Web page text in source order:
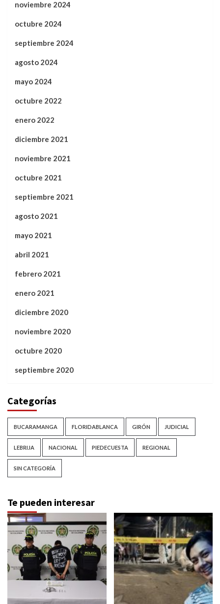
noviembre 2024
octubre 2024
septiembre 2024
agosto 2024
mayo 2024
octubre 2022
enero 2022
diciembre 2021
noviembre 2021
octubre 2021
septiembre 2021
agosto 2021
mayo 2021
abril 2021
febrero 2021
enero 2021
diciembre 2020
noviembre 2020
octubre 2020
septiembre 2020
Categorías
BUCARAMANGA FLORIDABLANCA GIRÓN JUDICIAL
LEBRIJA NACIONAL PIEDECUESTA REGIONAL
SIN CATEGORÍA
Te pueden interesar